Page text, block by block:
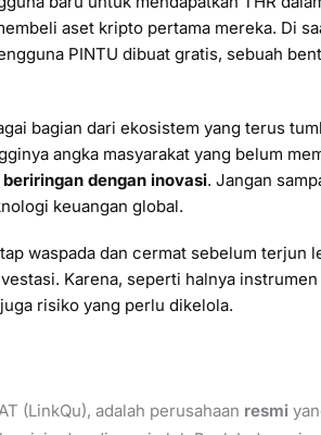
aset kripto pertama mereka. Di
PINTU dibuat gratis, sebuah
bagian dari ekosistem yang terus
angka masyarakat yang belum
dengan inovasi. Jangan
keuangan global.
waspada dan cermat sebelum terjun
Karena, seperti halnya
risiko yang perlu dikelola.
(LinkQu), adalah perusahaan resmi